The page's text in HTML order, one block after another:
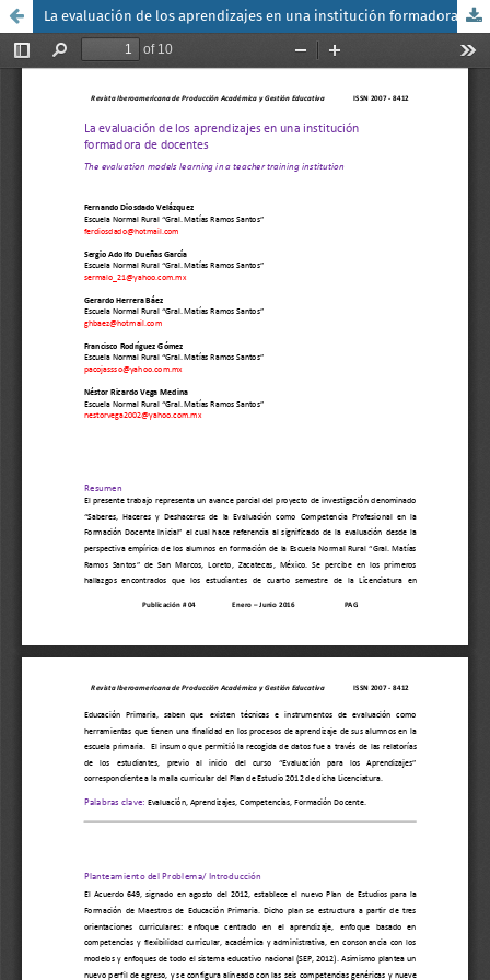
La evaluación de los aprendizajes en una institución formadora de docentes